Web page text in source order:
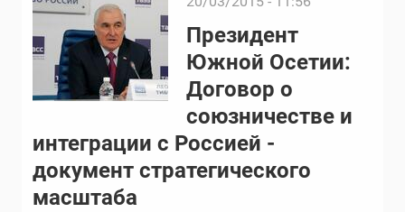
Президент
Южной Осетии:
Договор о
союзничестве и
интеграции с Россией -
документ стратегического
масштаба